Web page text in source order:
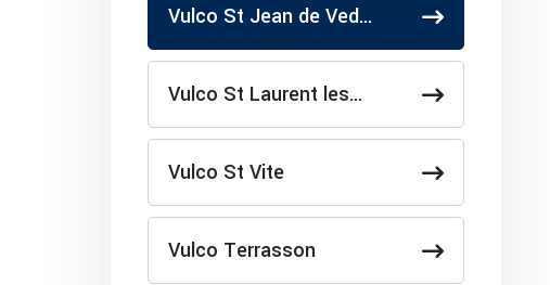
Vulco St Jean de Ved…
Vulco St Laurent les…
Vulco St Vite
Vulco Terrasson